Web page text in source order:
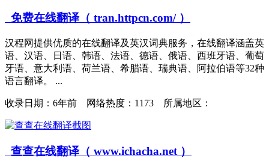
免费在线翻译（ tran.httpcn.com/ ）
汉程网提供优质的在线翻译及英汉词典服务，在线翻译涵盖英
语、汉语、日语、韩语、法语、德语、俄语、西班牙语、葡萄
牙语、意大利语、荷兰语、希腊语、瑞典语、阿拉伯语等32种
语言翻译。 ...
收录日期： 6年前 网络热度：1173 所属地区：
查查在线翻译（ www.ichacha.net ）